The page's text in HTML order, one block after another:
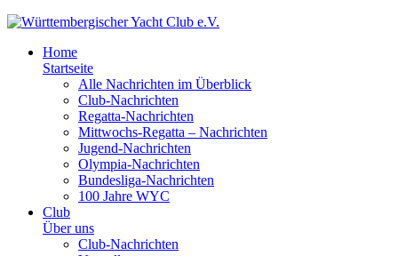
Home
Startseite
Alle Nachrichten im Überblick
Club-Nachrichten
Regatta-Nachrichten
Mittwochs-Regatta – Nachrichten
Jugend-Nachrichten
Olympia-Nachrichten
Bundesliga-Nachrichten
100 Jahre WYC
Club
Über uns
Club-Nachrichten